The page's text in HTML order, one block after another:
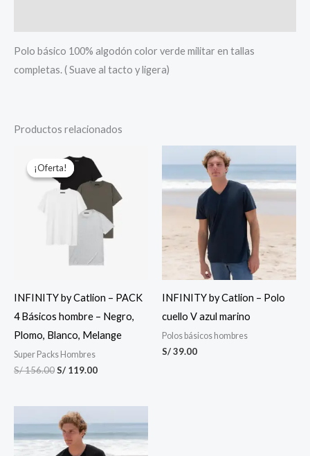
Polo básico 100% algodón color verde militar en tallas
completas. ( Suave al tacto y ligera)
Productos relacionados
¡Oferta!
¡Oferta!
INFINITY by Catlion – PACK
4 Básicos hombre – Negro,
Plomo, Blanco, Melange
Super Packs Hombres
S/156.00
precio
original
era:
S/ 156.00.
S/ 119.00
actual
es:
S/ 119.00.
INFINITY by Catlion – Polo
cuello V azul marino
Polos básicos hombres
S/39.00